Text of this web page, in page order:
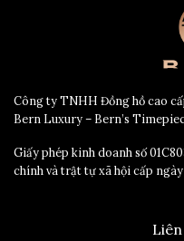
Công ty TNHH Đồng hồ cao
Bern Luxury – Bern’s
Giấy phép kinh doanh số
chính và trật tự xã hội cấp